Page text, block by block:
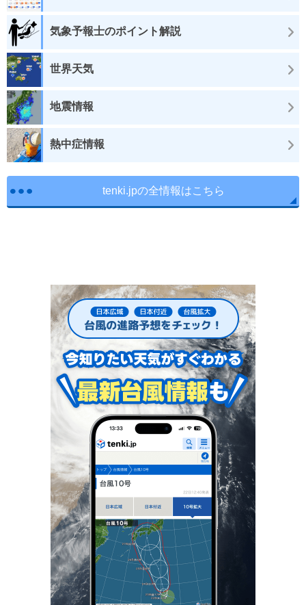
気象予報士のポイント解説
世界天気
地震情報
熱中症情報
tenki.jpの全情報はこちら